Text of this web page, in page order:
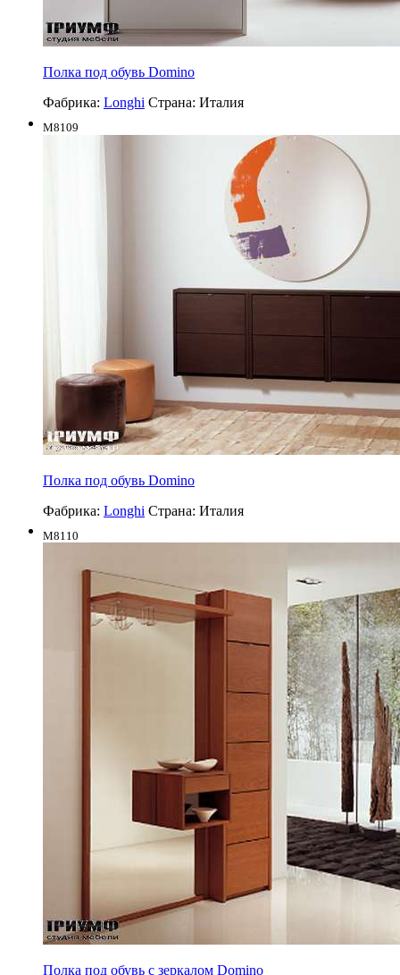
Полка под обувь Domino
Фабрика: Longhi Страна: Италия
M8109
Полка под обувь Domino
Фабрика: Longhi Страна: Италия
M8110
Полка под обувь с зеркалом Domino